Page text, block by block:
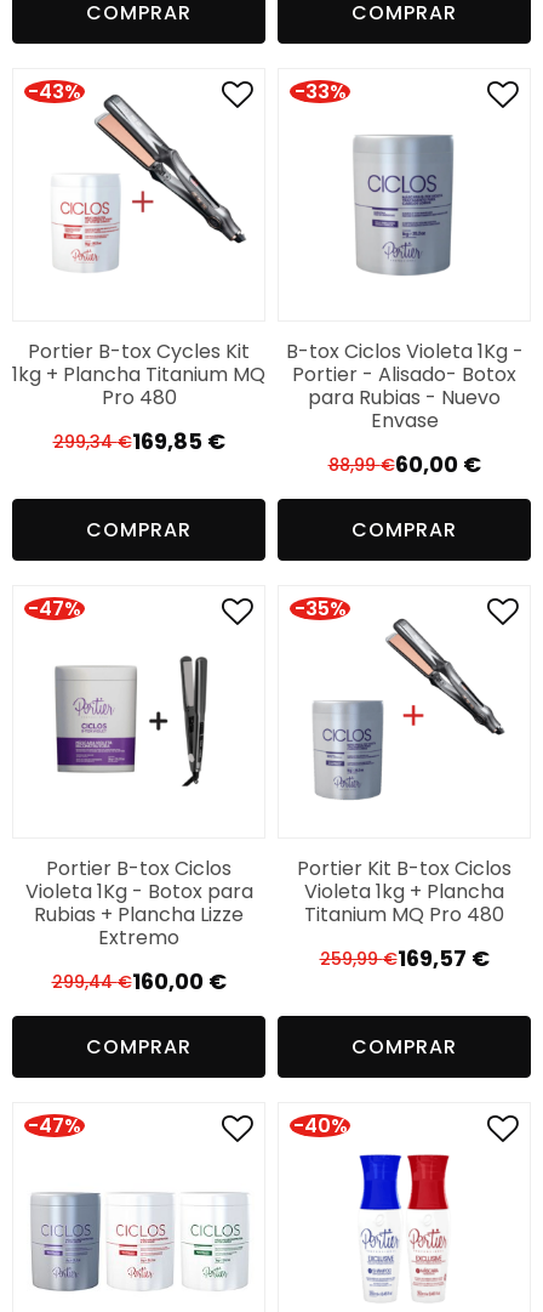
COMPRAR
original
era:
290,99 €.
actual
es:
159,99 €.
COMPRAR
-43%
Portier B-tox Cycles Kit
1kg + Plancha Titanium MQ
Pro 480
299,34€ El
era:
169,85 €
El
es:
COMPRAR
-33%
B-tox Ciclos Violeta 1Kg -
Portier - Alisado- Botox
para Rubias - Nuevo
Envase
88,99€ El
precio
original
era:
60,00 €
El
precio
actual
es:
COMPRAR
-47%
Portier B-tox Ciclos
Violeta 1Kg - Botox para
Rubias + Plancha Lizze
Extremo
299,44€ El
precio
original
era:
299,44 €.
160,00 €
El
precio
actual
es:
160,00 €.
COMPRAR
-35%
Portier Kit B-tox Ciclos
Violeta 1kg + Plancha
Titanium MQ Pro 480
259,99€ El
era:
169,57 €
El
es:
COMPRAR
-47% -40%